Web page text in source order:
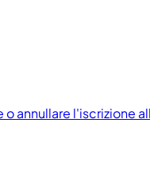
o annullare l'iscrizione